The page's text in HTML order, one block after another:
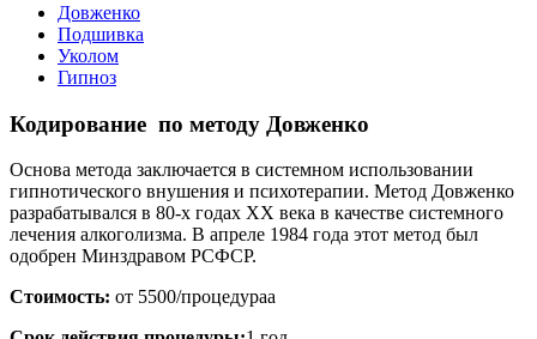
Довженко
Подшивка
Уколом
Гипноз
Кодирование по методу Довженко
Основа метода заключается в системном использовании
гипнотического внушения и психотерапии. Метод Довженко
разрабатывался в 80-х годах ХХ века в качестве системного
лечения алкоголизма. В апреле 1984 года этот метод был
одобрен Минздравом РСФСР.
Стоимость: от 5500/процедураа